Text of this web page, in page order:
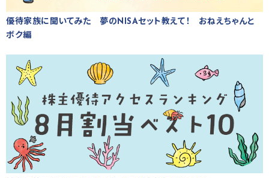
優待家族に聞いてみた 夢のNISAセット教えて！ おねえちゃんと
ボク編